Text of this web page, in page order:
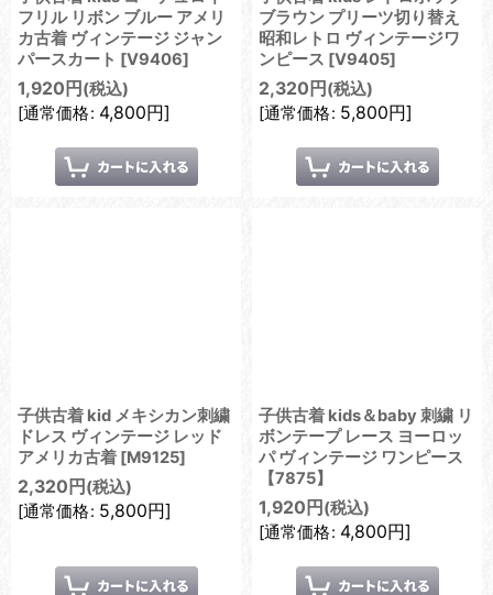
フリル リボン ブルー アメリ
カ古着 ヴィンテージ ジャン
パースカート [V9406]
1,920 円 (税込)
[通常価格: 4,800円]
ブラウン プリーツ切り替え
昭和レトロ ヴィンテージワ
ンピース [V9405]
2,320 円 (税込)
[通常価格: 5,800円]
子供古着 kid メキシカン刺繍
ドレス ヴィンテージ レッド
アメリカ古着 [M9125]
2,320 円 (税込)
[通常価格: 5,800円]
子供古着 kids＆baby 刺繍 リ
ボンテープ レース ヨーロッ
パ ヴィンテージ ワンピース
【7875】
1,920 円 (税込)
[通常価格: 4,800円]